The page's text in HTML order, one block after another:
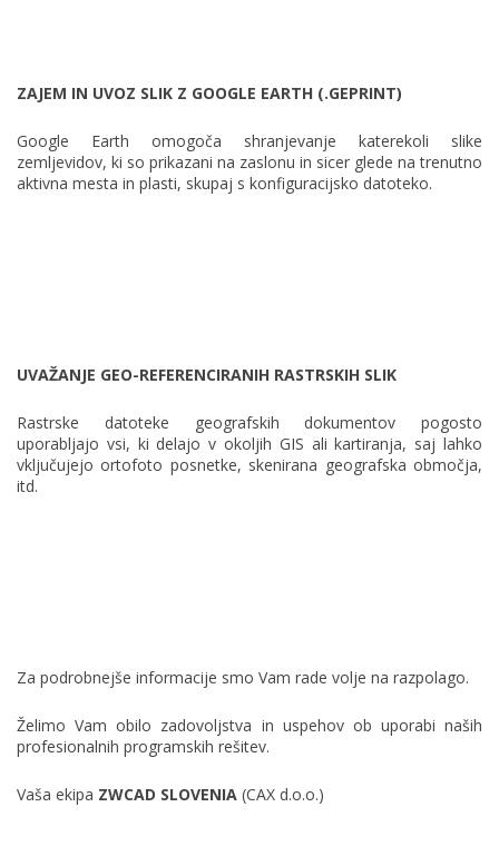
ZAJEM IN UVOZ SLIK Z GOOGLE EARTH (.GEPRINT)
Google Earth omogoča shranjevanje katerekoli slike
zemljevidov, ki so prikazani na zaslonu in sicer glede na trenutno
aktivna mesta in plasti, skupaj s konfiguracijsko datoteko.
UVAŽANJE GEO-REFERENCIRANIH RASTRSKIH SLIK
Rastrske datoteke geografskih dokumentov pogosto
uporabljajo vsi, ki delajo v okoljih GIS ali kartiranja, saj lahko
vključujejo ortofoto posnetke, skenirana geografska območja,
itd.
Za podrobnejše informacije smo Vam rade volje na razpolago.
Želimo Vam obilo zadovoljstva in uspehov ob uporabi naših
profesionalnih programskih rešitev.
Vaša ekipa ZWCAD SLOVENIA (CAX d.o.o.)